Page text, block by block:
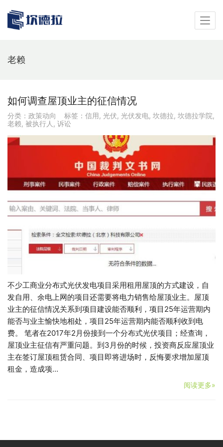
老赖
如何调查屋顶业主的征信情况
分类： 政策动向 标签： 信用, 光伏, 光伏发电, 坎德拉, 坎德拉学院,
老赖, 被执行人 , 诉讼
不少工商业分布式光伏发电项目采用租用屋顶的方式建设，自
发自用、余电上网的项目还需要将电力销售给屋顶业主。屋顶
业主的征信情况关系到项目建设能否顺利，项目25年运营期内
能否与业主愉快地相处，项目25年运营期内能否顺利收到电
费。 笔者在2017年2月份接到一个分布式光伏项目；经查询，
屋顶业主征信有严重问题。到3月份的时候，投资商反应屋顶业
主在签订屋顶租赁合同、项目即将进场时，反悔要求增加屋顶
租金，造成项…
阅读更多»